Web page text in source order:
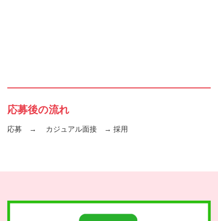
応募後の流れ
応募 → カジュアル面接 → 採用